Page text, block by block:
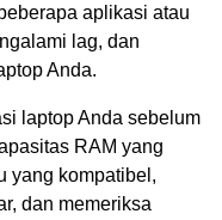
aplikasi atau
lag, dan
Anda.
laptop Anda sebelum
RAM yang
yang kompatibel,
dan memeriksa